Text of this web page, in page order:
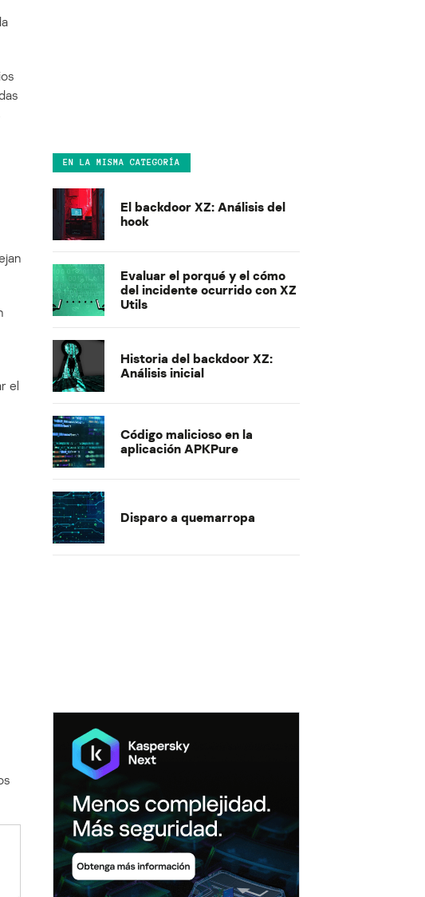
el
EN LA MISMA CATEGORÍA
El backdoor XZ: Análisis del
hook
Evaluar el porqué y el cómo
del incidente ocurrido con XZ
Utils
Historia del backdoor XZ:
Análisis inicial
Código malicioso en la
aplicación APKPure
Disparo a quemarropa